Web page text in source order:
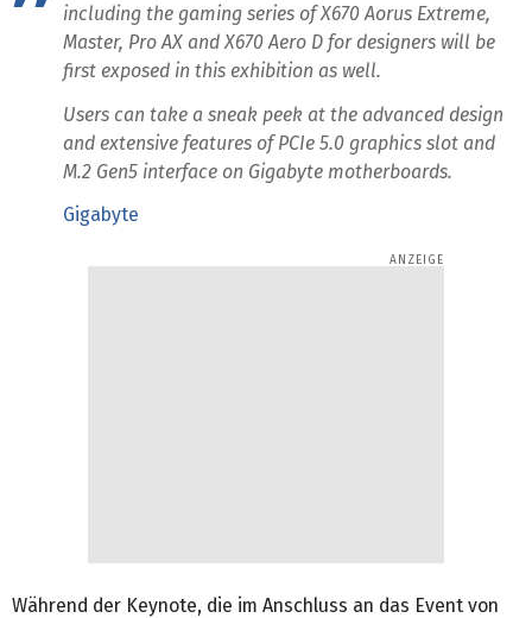
including the gaming series of X670 Aorus Extreme,
Master, Pro AX and X670 Aero D for designers will be
first exposed in this exhibition as well.
Users can take a sneak peek at the advanced design
and extensive features of PCIe 5.0 graphics slot and
M.2 Gen5 interface on Gigabyte motherboards.
Gigabyte
Während der Keynote, die im Anschluss an das Event von